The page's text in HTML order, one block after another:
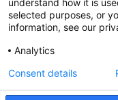
Hogescholen
De grootste
understand how it is
selected purposes, or
information, see our
Analytics
Consent details